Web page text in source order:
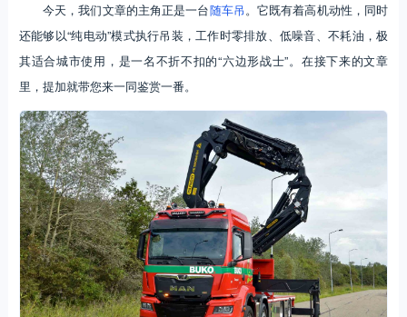
今天，我们文章的主角正是一台随车吊。它既有着高机动性，同时
还能够以“纯电动”模式执行吊装，工作时零排放、低噪音、不耗油，极
其适合城市使用，是一名不折不扣的“六边形战士”。在接下来的文章
里，提加就带您来一同鉴赏一番。